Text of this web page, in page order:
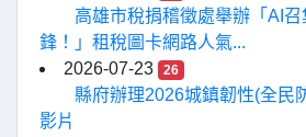
高雄市稅捐稽徵處舉辦「AI
鋒！」租稅圖卡網路人氣...
2026-07-23
26
縣府辦理2026城鎮韌性(全民
影片